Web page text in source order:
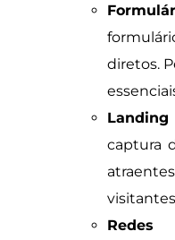
diretos.
Landing
captura
Redes